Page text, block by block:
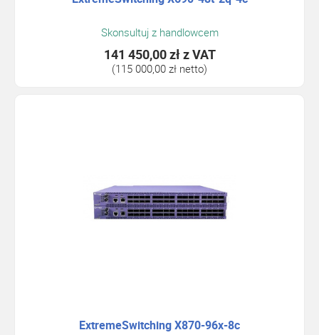
Skonsultuj z handlowcem
141 450,00 złz VAT
(115 000,00 zł netto)
ExtremeSwitching X870-96x-8c